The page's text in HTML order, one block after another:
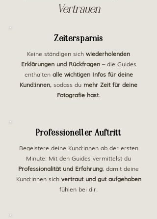
Vertrauen
Zeitersparnis
Keine ständigen sich wiederholenden
Erklärungen und Rückfragen– die Guides
enthalten alle wichtigen Infos für deine
Kund:innen, sodass du mehr Zeit für deine
Fotografie hast.
Professioneller Auftritt
Begeistere deine Kund:innen ab der ersten
Minute: Mit den Guides vermittelst du
Professionalität und Erfahrung, damit deine
Kund:innen sichvertraut und gut aufgehoben
fühlen bei dir.